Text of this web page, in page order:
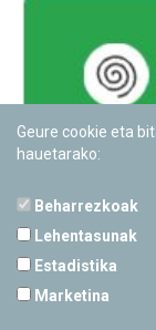
Geure cookie eta
hauetarako:
Beharrezkoak
Lehentasunak
Estadistika
Marketina